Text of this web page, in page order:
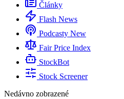
Články
Flash News
Podcasty New
Fair Price Index
StockBot
Stock Screener
Nedávno zobrazené